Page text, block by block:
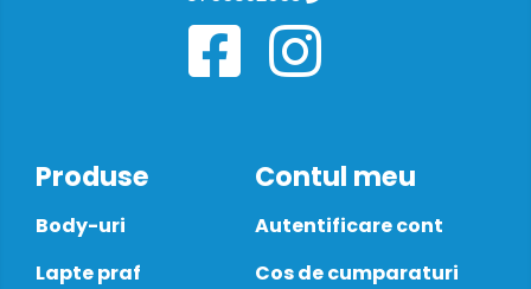
Produse
Body-uri
Lapte praf
Contul meu
Autentificare cont
Cos de cumparaturi